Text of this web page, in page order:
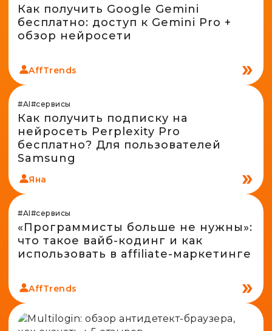
Как получить Google Gemini
бесплатно: доступ к Gemini Pro +
обзор нейросети
AffTrends
#AI#сервисы
Как получить подписку на
нейросеть Perplexity Pro
бесплатно? Для пользователей
Samsung
Яна
#AI#сервисы
«Программисты больше не нужны»:
что такое вайб-кодинг и как
использовать в affiliate-маркетинге
AffTrends